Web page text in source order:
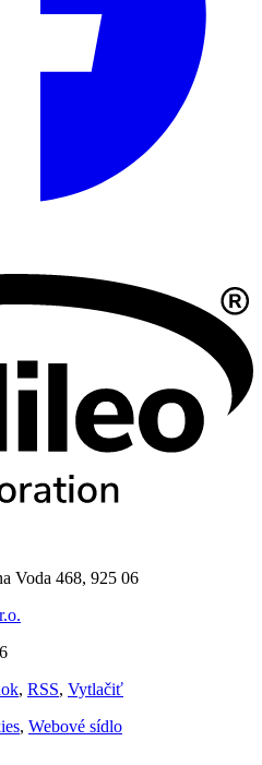
Voda 468, 925 06
, RSS, Vytlačiť
, Webové sídlo